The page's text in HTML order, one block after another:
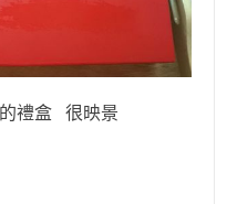
禮盒 很映景